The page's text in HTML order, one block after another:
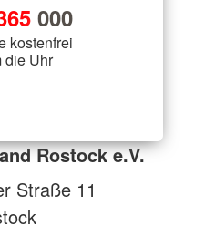
000
kostenfrei
die Uhr
Rostock e.V.
Straße 11